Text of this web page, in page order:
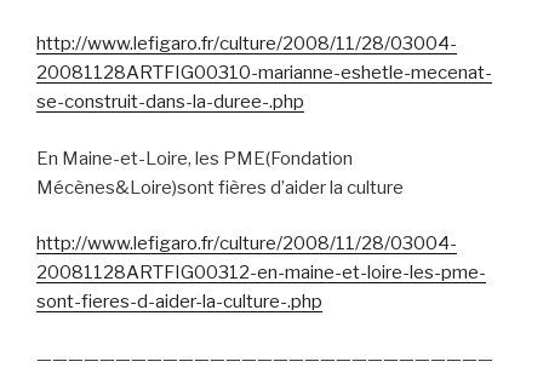
http://www.lefigaro.fr/culture/2008/11/28/03004-
20081128ARTFIG00310-marianne-eshetle-mecenat-
se-construit-dans-la-duree-.php
En Maine-et-Loire, les PME(Fondation
Mécènes&Loire)sont fières d’aider la culture
http://www.lefigaro.fr/culture/2008/11/28/03004-
20081128ARTFIG00312-en-maine-et-loire-les-pme-
sont-fieres-d-aider-la-culture-.php
—————————————————————————————